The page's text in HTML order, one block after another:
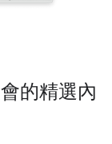
的精選內